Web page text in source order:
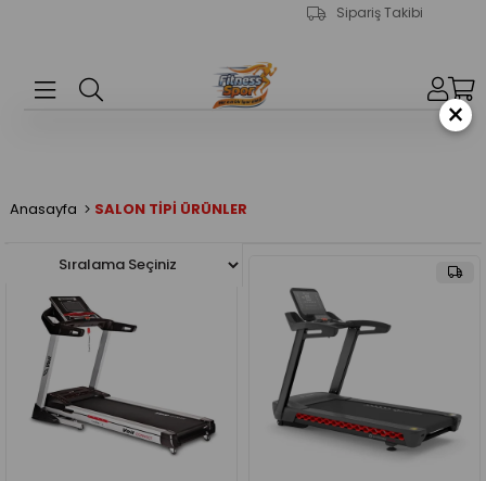
Sipariş Takibi
Anasayfa SALON TİPİ ÜRÜNLER
×